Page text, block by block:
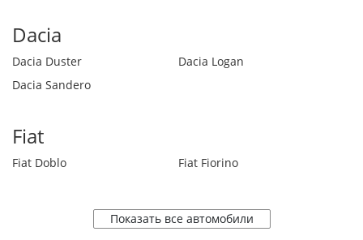
Dacia
Dacia Duster
Dacia Logan
Dacia Sandero
Fiat
Fiat Doblo Fiat Fiorino
Показать все автомобили